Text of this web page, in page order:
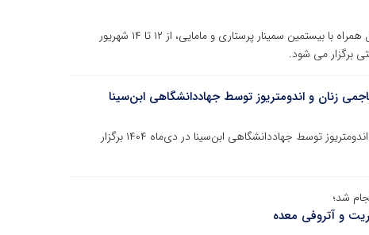
بیست و ششمین دوره کنگره بین‌المللی پزشکی تولیدمثل همراه با بیستمین سمینار پرستاری و مامایی، از ۱۲ تا ۱۴ شهریور
زنان و اندومتریوز توسط جهاددانشگاهی ابن‌سینا
ششمین کنگره بین‌المللی جراحی‌های کم‌تهاجمی زنان و اندومتریوز توسط جهاددانشگاهی ابن‌سینا در دی‌ماه ۱۴۰۴ برگزار
شد؛
و آتروفی معده